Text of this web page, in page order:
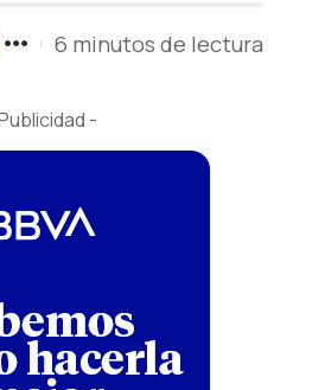
6 minutos de lectura
-